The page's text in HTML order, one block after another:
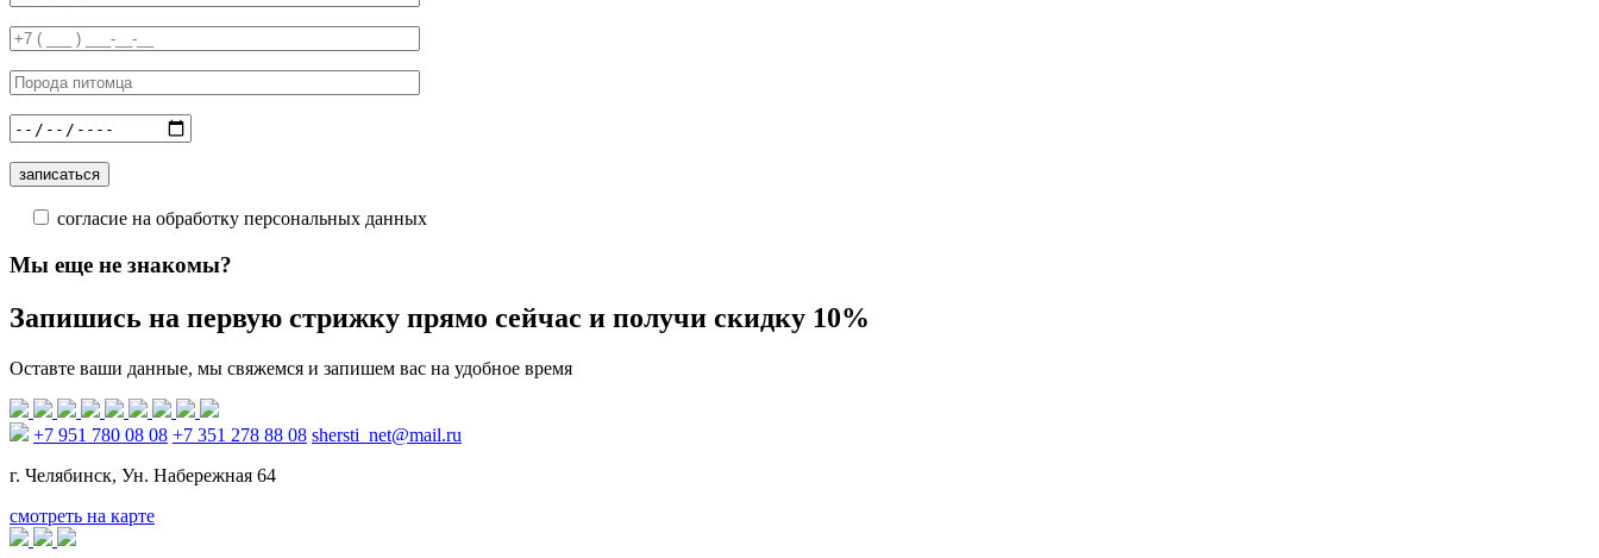
согласие на обработку персональных данных
Мы еще не знакомы?
Запишись на первую стрижку прямо сейчас и получи скидку 10%
Оставте ваши данные, мы свяжемся и запишем вас на удобное время
+7 951 780 08 08 +7 351 278 88 08 shersti_net@mail.ru
г. Челябинск, Ун. Набережная 64
смотреть на карте